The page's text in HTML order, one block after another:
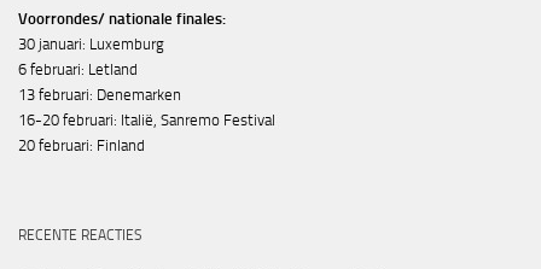
Voorrondes/ nationale finales:
30 januari: Luxemburg
6 februari: Letland
13 februari: Denemarken
16-20 februari: Italië, Sanremo Festival
20 februari: Finland
RECENTE REACTIES